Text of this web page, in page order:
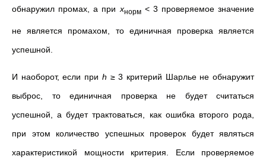
обнаружил промах, а при xнорм< 3 проверяемое значение
не является промахом, то единичная проверка является
успешной.
И наоборот, если при h ≥ 3 критерий Шарлье не обнаружит
выброс, то единичная проверка не будет считаться
успешной, а будет трактоваться, как ошибка второго рода,
при этом количество успешных проверок будет являться
характеристикой мощности критерия. Если проверяемое